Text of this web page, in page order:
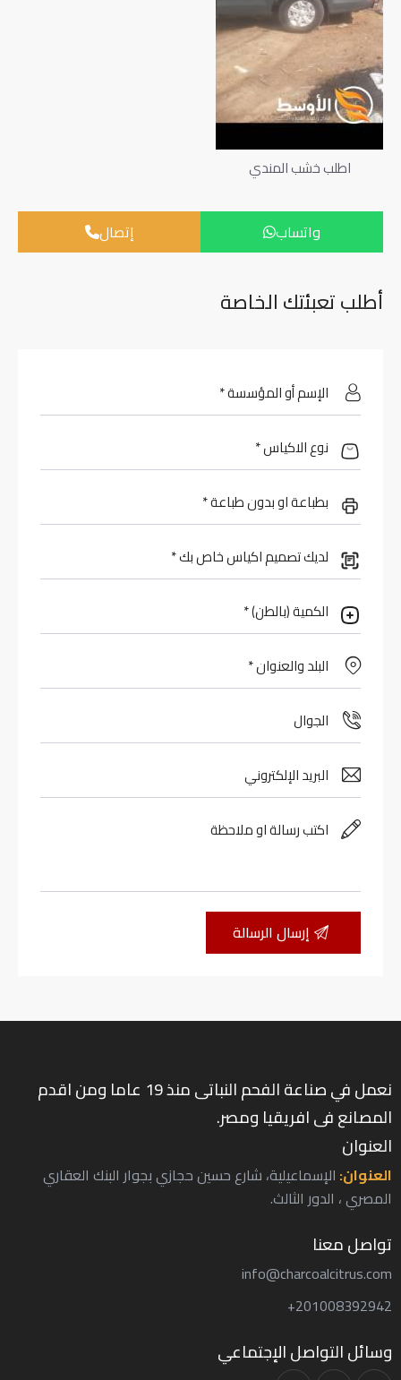
اطلب خشب المندي
واتساب إتصال
أطلب تعبئتك الخاصة
نعمل في صناعة الفحم النباتى منذ 19 عاما ومن اقدم
المصانع فى افريقيا ومصر.
العنوان
العنوان: الإسماعيلية، شارع حسين حجازي بجوار البنك العقاري
المصري ، الدور الثالث.
تواصل معنا
info@charcoalcitrus.com
201008392942+
وسائل التواصل الإجتماعي